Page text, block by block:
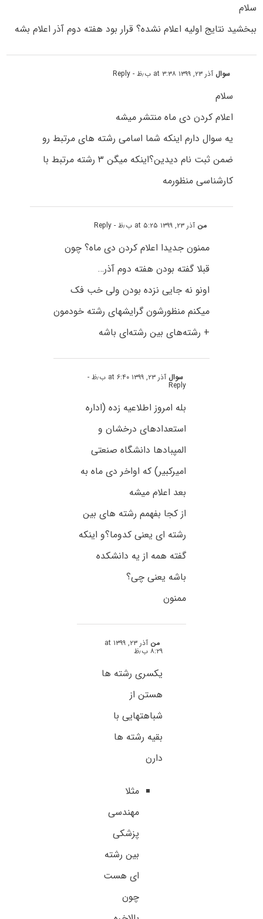
سلام
ببخشید نتایج اولیه اعلام نشده؟ قرار بود هفته دوم آذر اعلام بشه
سوال آذر ۲۳, ۱۳۹۹ at ۳:۳۸ ب٫ظ - Reply
سلام
اعلام کردن دی ماه منتشر میشه
یه سوال دارم اینکه شما اسامی رشته های مرتبط رو
ضمن ثبت نام دیدین؟اینکه میگن ۳ رشته مرتبط با
کارشناسی منظورمه
من آذر ۲۳, ۱۳۹۹ at ۵:۲۵ ب٫ظ - Reply
ممنون جدیدا اعلام کردن دی ماه؟ چون
قبلا گفته بودن هفته دوم آذر…
اونو نه جایی نزده بودن ولی خب فک
میکنم منظورشون گرایشهای رشته خودمون
+ رشته‌های بین رشته‌ای باشه
سوال آذر ۲۳, ۱۳۹۹ at ۶:۴۰ ب٫ظ -
Reply
بله امروز اطلاعیه زده (اداره
استعدادهای درخشان و
المپبادها دانشگاه صنعتی
امیرکبیر) که اواخر دی ماه به
بعد اعلام میشه
از کجا بفهمم رشته های بین
رشته ای یعنی کدوما؟و اینکه
گفته همه از یه دانشکده
باشه یعنی چی؟
ممنون
من آذر ۲۳, ۱۳۹۹ at
۸:۲۹ ب٫ظ
یکسری رشته ها
هستن از
شباهتهایی با
بقیه رشته ها
دارن
مثلا
مهندسی
پزشکی
بین رشته
ای هست
چون